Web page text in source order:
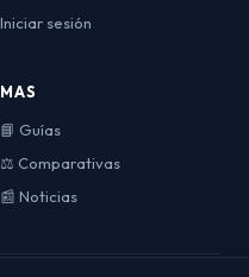
Iniciar sesión
MAS
📘 Guías
⚖️ Comparativas
📰 Noticias